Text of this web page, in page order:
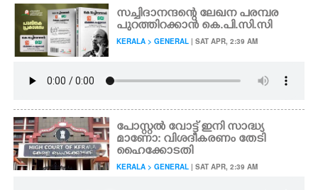
സച്ചിദാനന്ദന്റെ ലേഖന പരമ്പര
പുറത്തിറക്കാൻ കെ.പി.സി.സി
KERALA > GENERAL | SAT APR, 2:39 AM
പോസ്റ്റൽ വോട്ട് ഇനി സാദ്ധ്യ
മാണോ: വിശദീകരണം തേടി
ഹൈക്കോടതി
KERALA > GENERAL | SAT APR, 2:39 AM